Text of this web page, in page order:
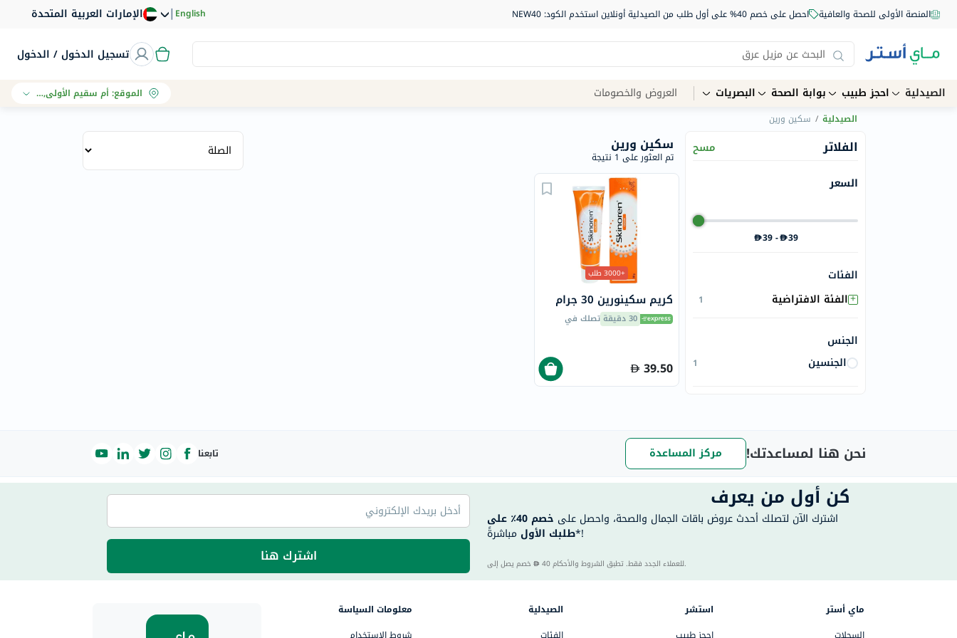
المنصة الأولى للصحة والعافية احصل على خصم 40% على أول طلب من الصيدلية أونلاين استخدم الكود: NEW40 الإمارات العربية المتحدة |English
تسجيل الدخول / الدخول
priorin
medicube
country-
life
naturals
الصيدلية احجز طبيب بوابة الصحة البصريات العروض والخصومات الموقع:أم سقيم الأولى, دبي
الصيدلية / سكين ورين
الفلاتر
مسح
السعر
39- 39
الفئات
+الفئة الافتراضية 1
الجنس
الجنسين
1
سكين ورين
تم العثور على 1 نتيجة
+3000 طلب
كريم سكينورين 30 جرام
30 دقيقة تصلك في
39.50
نحن هنا لمساعدتك! مركز المساعدة تابعنا
كن أول من يعرف
اشترك الآن لتصلك أحدث عروض باقات الجمال والصحة، واحصل على خصم 40٪ على
طلبك الأولمباشرةً*!
40 للعملاء الجدد فقط. تطبق الشروط والأحكام. اشترك هنا
ماي أستر
استشر
الصيدلية
معلومات السياسة